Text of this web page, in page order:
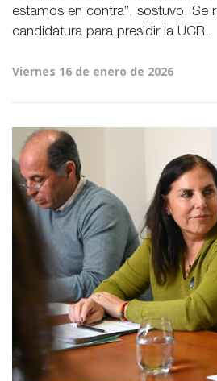
estamos en contra”, sostuvo. Se
candidatura para presidir la UCR.
Viernes 16 de enero de 2026